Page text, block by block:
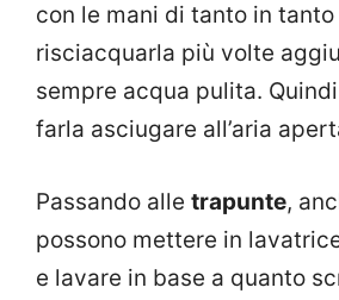
con le mani di tanto in tanto
risciacquarla più volte
sempre acqua pulita.
farla asciugare all’aria
Passando alle trapunte,
possono mettere in
e lavare in base a quanto